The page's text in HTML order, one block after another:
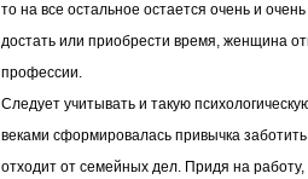
то на все остальное остается очень и
достать или приобрести время, женщина
профессии.
Следует учитывать и такую
веками сформировалась привычка
отходит от семейных дел. Придя на